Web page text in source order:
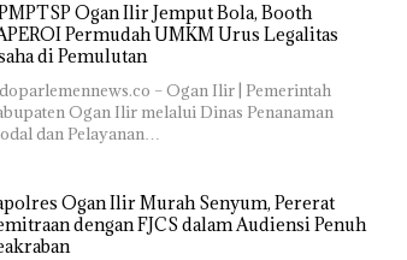
Ogan Ilir Jemput Bola, Booth
Permudah UMKM Urus Legalitas
di Pemulutan
– Ogan Ilir | Pemerintah
Ogan Ilir melalui Dinas Penanaman
dan Pelayanan…
Ogan Ilir Murah Senyum, Pererat
dengan FJCS dalam Audiensi Penuh